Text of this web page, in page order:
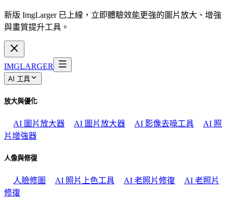
新版 ImgLarger 已上線，立即體驗效能更強的圖片放大、增強
與畫質提升工具。
IMGLARGER
AI 工具
放大與優化
AI 圖片放大器 AI 圖片放大器 AI 影像去噪工具
AI 照
片增強器
人像與修復
人臉修圖 AI 照片上色工具 AI 老照片修復
AI 老照片
修復